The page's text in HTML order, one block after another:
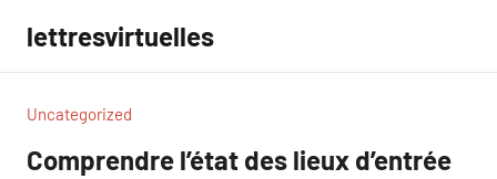
contenu
lettresvirtuelles
Uncategorized
Comprendre l’état des lieux d’entrée